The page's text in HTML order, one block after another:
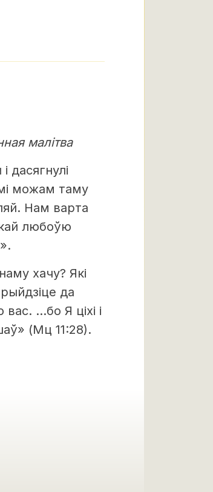
малітва
дасягнулі
можам таму
Нам варта
любоўю
хачу? Які
да
…бо Я ціхі і
(Мц 11:28).